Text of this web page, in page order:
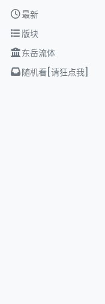
Skip to content
最新
版块
东岳流体
随机看[请狂点我]